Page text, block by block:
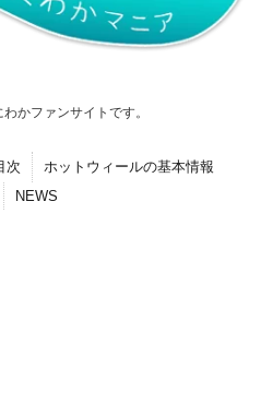
かファンサイトです。
次
ホットウィールの基本情報
NEWS